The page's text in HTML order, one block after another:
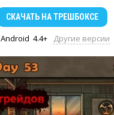
СКАЧАТЬ НА ТРЕШБОКСЕ
Android 4.4+ Другие версии